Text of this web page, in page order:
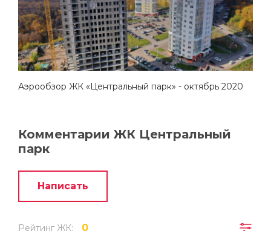
Аэрообзор ЖК «Центральный парк» - октябрь 2020
Комментарии ЖК Центральный
парк
Написать
Рейтинг ЖК: 0